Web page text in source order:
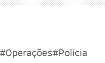
Operações Polícia